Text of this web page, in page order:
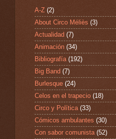
A-Z (2)
About Circo Méliès (3)
Actualidad (7)
Animación (34)
Bibliografía (192)
Big Band (7)
Burlesque (24)
Celos en el trapecio (18)
Circo y Política (33)
Cómicos ambulantes (30)
Con sabor comunista (52)